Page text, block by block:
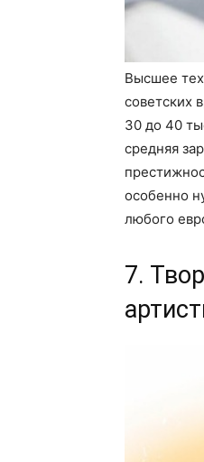
Высшее
советских
30 до 40
средняя
особенно
любого
7.